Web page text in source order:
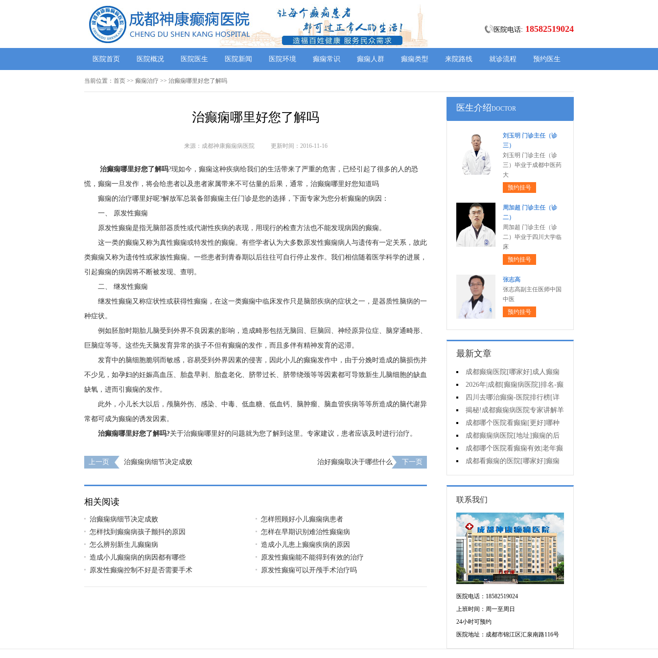
医院电话: 18582519024
医院首页 医院概况 医院医生 医院新闻 医院环境 癫痫常识 癫痫人群 癫痫类型 来院路线 就诊流程 预约医生
当前位置： 首页 >> 癫痫治疗 >> 治癫痫哪里好您了解吗
治癫痫哪里好您了解吗
来源：成都神康癫痫病医院 更新时间：2016-11-16
治癫痫哪里好您了解吗?现如今，癫痫这种疾病给我们的生活带来了严重的危害，已经引起了很多的人的恐
慌，癫痫一旦发作，将会给患者以及患者家属带来不可估量的后果，通常，治癫痫哪里好您知道吗
癫痫的治疗哪里好呢?解放军总装备部癫痫主任门诊是您的选择，下面专家为您分析癫痫的病因：
一、 原发性癫痫
原发性癫痫是指无脑部器质性或代谢性疾病的表现，用现行的检查方法也不能发现病因的癫痫。
这一类的癫痫又称为真性癫痫或特发性的癫痫。有些学者认为大多数原发性癫痫病人与遗传有一定关系，故此
类癫痫又称为遗传性或家族性癫痫。一些患者到青春期以后往往可自行停止发作。我们相信随着医学科学的进展，
引起癫痫的病因将不断被发现、查明。
二、 继发性癫痫
继发性癫痫又称症状性或获得性癫痫，在这一类癫痫中临床发作只是脑部疾病的症状之一，是器质性脑病的一
种症状。
例如胚胎时期胎儿脑受到外界不良因素的影响，造成畸形包括无脑回、巨脑回、神经原异位症、脑穿通畸形、
巨脑症等等。这些先天脑发育异常的孩子不但有癫痫的发作，而且多伴有精神发育的迟滞。
发育中的脑细胞脆弱而敏感，容易受到外界因素的侵害，因此小儿的癫痫发作中，由于分娩时造成的脑损伤并
不少见，如孕妇的妊娠高血压、胎盘早剥、胎盘老化、脐带过长、脐带绕颈等等因素都可导致新生儿脑细胞的缺血
缺氧，进而引癫痫的发作。
此外，小儿长大以后，颅脑外伤、感染、中毒、低血糖、低血钙、脑肿瘤、脑血管疾病等等所造成的脑代谢异
常都可成为癫痫的诱发因素。
治癫痫哪里好您了解吗?关于治癫痫哪里好的问题就为您了解到这里。专家建议，患者应该及时进行治疗。
上一页 治癫痫病细节决定成败 治好癫痫取决于哪些什么 下一页
相关阅读
治癫痫病细节决定成败
怎样照顾好小儿癫痫病患者
怎样找到癫痫病孩子颤抖的原因
怎样在早期识别难治性癫痫病
怎么辨别新生儿癫痫病
造成小儿患上癫痫疾病的原因
造成小儿癫痫病的病因都有哪些
原发性癫痫能不能得到有效的治疗
原发性癫痫控制不好是否需要手术
原发性癫痫可以开颅手术治疗吗
医生介绍DOCTOR
刘玉明 门诊主任（诊
三）
刘玉明 门诊主任（诊
三）毕业于成都中医药
大
预约挂号
周加超 门诊主任（诊
二）
周加超 门诊主任（诊
二）毕业于四川大学临
床
预约挂号
张志高
张志高副主任医师中国
中医
预约挂号
最新文章
成都癫痫医院[哪家好]成人癫痫
发作的原因有哪些?
2026年|成都[癫痫病医院]排名-癫
痫病要注意什么?
四川去哪治癫痫-医院排行榜[详
细排名]女性癫痫怎么治疗?
揭秘!成都癫痫病医院专家讲解羊
癫疯对不同年龄段病人的影响?
成都哪个医院看癫痫[更好]哪种
方法治母猪疯很有效?
成都癫痫病医院[地址]癫痫的后
遗症有什么?
成都哪个医院看癫痫有效|老年癫
痫早期的治疗?
成都看癫痫的医院[哪家好]癫痫
对病人的危害?
联系我们
医院电话：18582519024
上班时间：周一至周日
24小时可预约
医院地址：成都市锦江区汇泉南路116号